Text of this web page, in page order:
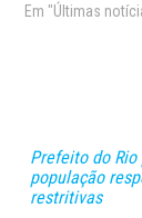
O principal
Em "Últimas
Prefeito do Rio
população
restritivas